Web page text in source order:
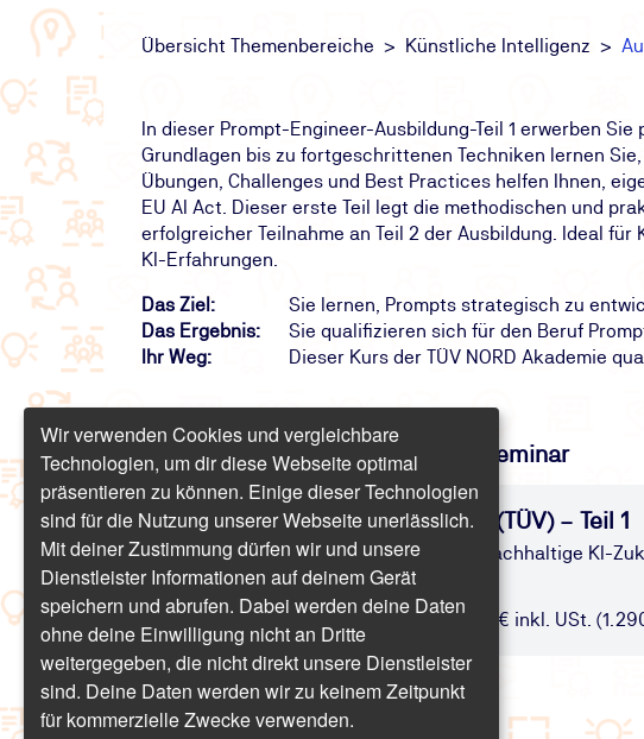
Übersicht Themenbereiche Künstliche Intelligenz
In dieser Prompt-Engineer-Ausbildung-Teil 1 erwerben
Grundlagen bis zu fortgeschrittenen Techniken lernen
Übungen, Challenges und Best Practices helfen Ihnen,
EU AI Act. Dieser erste Teil legt die methodischen und
erfolgreicher Teilnahme an Teil 2 der Ausbildung. Ideal
KI-Erfahrungen.
Das Ziel:
Sie lernen, Prompts strategisch zu
Das Ergebnis:
Sie qualifizieren sich für den Beruf
Ihr Weg:
Dieser Kurs der TÜV NORD Akademie
Finden Sie freie Termine für das Seminar
Ausbildung: Prompt Engineer (TÜV) – Teil 1
Professionelles Prompting für eine nachhaltige KI-
Engineer
Präsenz/Online | 2 Tage | ab 1.535,10 € inkl. USt.
Wir verwenden Cookies und vergleichbare
Technologien, um dir diese Webseite optimal
präsentieren zu können. Einige dieser Technologien
sind für die Nutzung unserer Webseite unerlässlich.
Mit deiner Zustimmung dürfen wir und unsere
Dienstleister Informationen auf deinem Gerät
speichern und abrufen. Dabei werden deine Daten
ohne deine Einwilligung nicht an Dritte
weitergegeben, die nicht direkt unsere Dienstleister
sind. Deine Daten werden wir zu keinem Zeitpunkt
für kommerzielle Zwecke verwenden.